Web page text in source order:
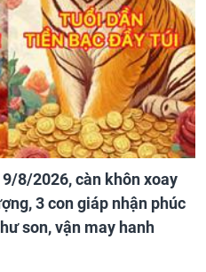
8/2026, càn khôn xoay
3 con giáp nhận phúc
son, vận may hanh